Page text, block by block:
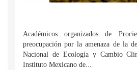
Académicos organizados de
preocupación por la amenaza de la
Nacional de Ecología y Cambio
Instituto Mexicano de...